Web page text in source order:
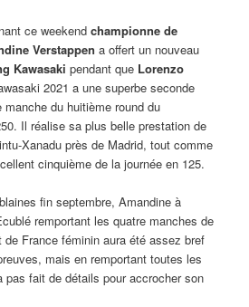
ce weekendchampionne de
Verstappen a offert un nouveau
Kawasaki pendant que Lorenzo
2021 a une superbe seconde
du huitième round du
Il réalise sa plus belle prestation de
Xanadu près de Madrid, tout comme
cinquième de la journée en 125.
fin septembre, Amandine à
remportant les quatre manches de
de France féminin aura été assez bref
mais en remportant toutes les
pas fait de détails pour accrocher son